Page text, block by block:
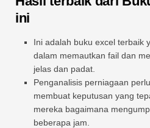
ini
Ini adalah buku excel terbaik
dalam memautkan fail dan
jelas dan padat.
Penganalisis perniagaan
membuat keputusan yang
mereka bagaimana
beberapa jam.